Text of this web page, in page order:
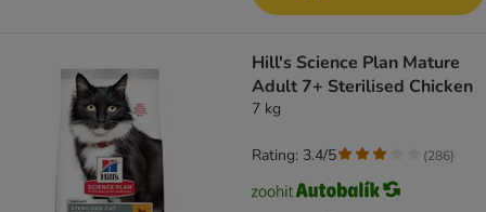
Hill's Science Plan Mature
Adult 7+ Sterilised Chicken
7 kg
Rating: 3.4/5 (286)